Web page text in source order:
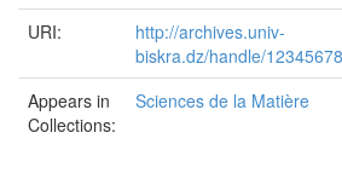
URI:
http://archives.univ-
biskra.dz/handle/
Appears in
Collections:
Sciences de la Matière